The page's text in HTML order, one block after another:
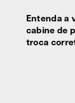
Entenda a
cabine de
troca